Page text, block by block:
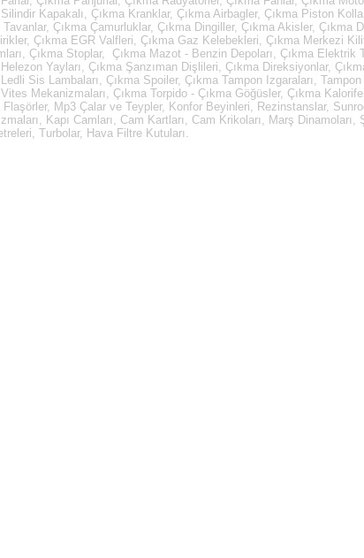
Kapakalı, Çıkma Kranklar, Çıkma Airbagler, Çıkma Piston
Tavanlar, Çıkma Çamurluklar, Çıkma Dingiller, Çıkma Akisler, Çıkma
Çıkma EGR Valfleri, Çıkma Gaz Kelebekleri, Çıkma Merkezi
Çıkma Stoplar, Çıkma Mazot - Benzin Depoları, Çıkma Elektrik
Helezon Yayları, Çıkma Şanzıman Dişlileri, Çıkma Direksiyonlar,
Ledli Sis Lambaları, Çıkma Spoiler, Çıkma Tampon Izgaraları,
Vites Mekanizmaları, Çıkma Torpido - Çıkma Göğüsler, Çıkma
Flaşörler, Mp3 Çalar ve Teypler, Konfor Beyinleri, Rezinstanslar,
Kapı Camları, Cam Kartları, Cam Krikoları, Marş
Turbolar, Hava Filtre Kutuları.